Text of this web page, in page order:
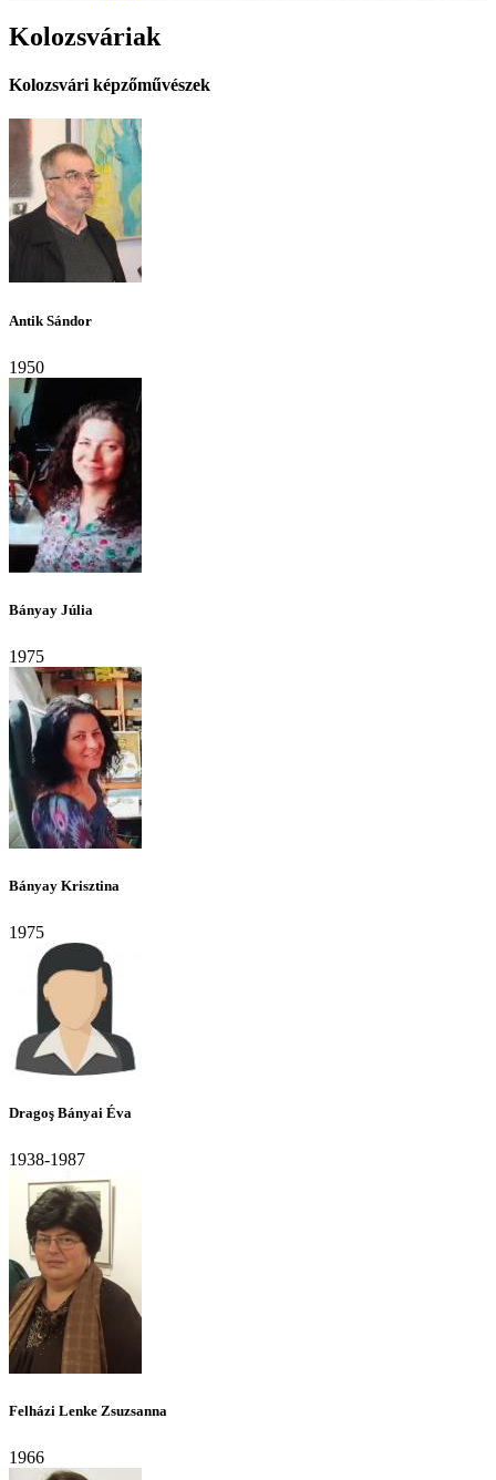
Kolozsváriak
Kolozsvári képzőművészek
Antik Sándor
1950
Bányay Júlia
1975
Bányay Krisztina
1975
Dragoş Bányai Éva
1938-1987
Felházi Lenke Zsuzsanna
1966